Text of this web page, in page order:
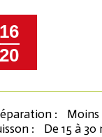
16
20
:
Moins
:
De 15 à